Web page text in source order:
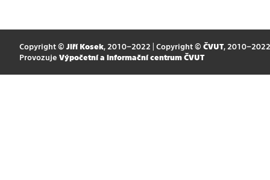
Copyright © Jiří Kosek, 2010–2022 | Copyright © ČVUT, 2010–2022
Provozuje Výpočetní a informační centrum ČVUT